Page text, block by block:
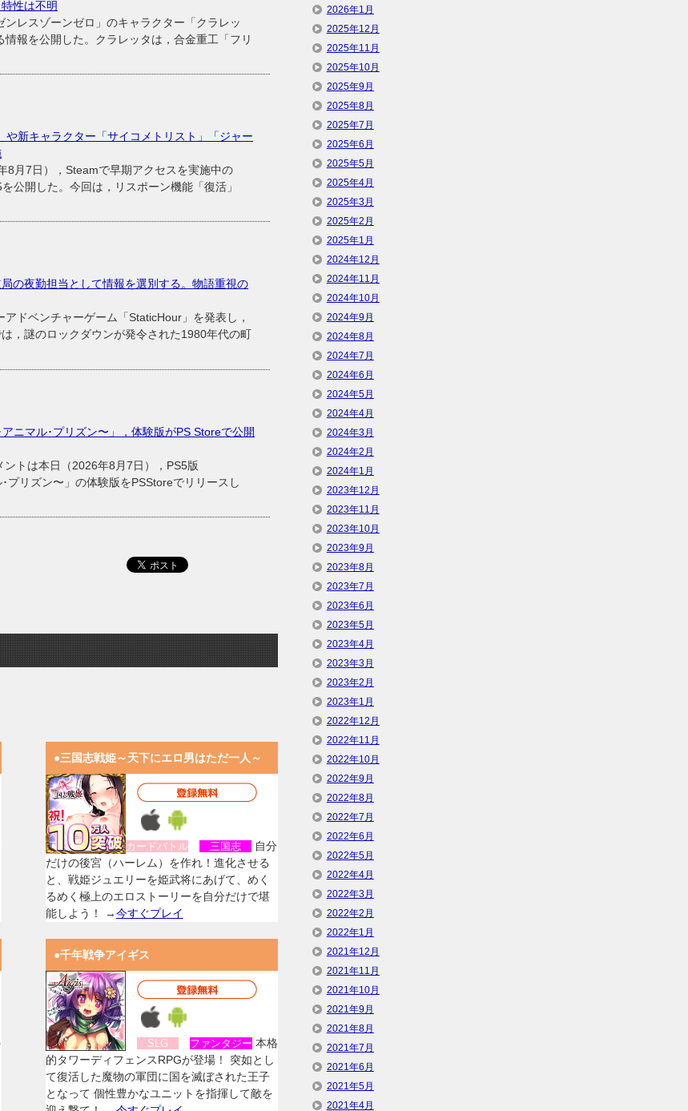
性は不明
レスゾーンゼロ」のキャラクター「クラレッ
報を公開した。クラレッタは，合金重工「フリ
や新キャラクター「サイコメトリスト」「ジャー
月7日），Steamで早期アクセスを実施中の
公開した。今回は，リスポーン機能「復活」
の夜勤担当として情報を選別する。物語重視の
ドベンチャーゲーム「StaticHour」を発表し，
，謎のロックダウンが発令された1980年代の町
ニマル･プリズン〜」，体験版がPS Storeで公開
トは本日（2026年8月7日），PS5版
プリズン〜」の体験版をPSStoreでリリースし
●三国志戦姫～天下にエロ男はただ一人～
カードバトル 三国志
自分
だけの後宮（ハーレム）を作れ！進化させる
と、戦姫ジュエリーを姫武将にあげて、めく
るめく極上のエロストーリーを自分だけで堪
能しよう！ →今すぐプレイ
●千年戦争アイギス
SLG ファンタジー 本格
的タワーディフェンスRPGが登場！ 突如とし
て復活した魔物の軍団に国を滅ぼされた王子
となって 個性豊かなユニットを指揮して敵を
2026年1月
2025年12月
2025年11月
2025年10月
2025年9月
2025年8月
2025年7月
2025年6月
2025年5月
2025年4月
2025年3月
2025年2月
2025年1月
2024年12月
2024年11月
2024年10月
2024年9月
2024年8月
2024年7月
2024年6月
2024年5月
2024年4月
2024年3月
2024年2月
2024年1月
2023年12月
2023年11月
2023年10月
2023年9月
2023年8月
2023年7月
2023年6月
2023年5月
2023年4月
2023年3月
2023年2月
2023年1月
2022年12月
2022年11月
2022年10月
2022年9月
2022年8月
2022年7月
2022年6月
2022年5月
2022年4月
2022年3月
2022年2月
2022年1月
2021年12月
2021年11月
2021年10月
2021年9月
2021年8月
2021年7月
2021年6月
2021年5月
2021年4月